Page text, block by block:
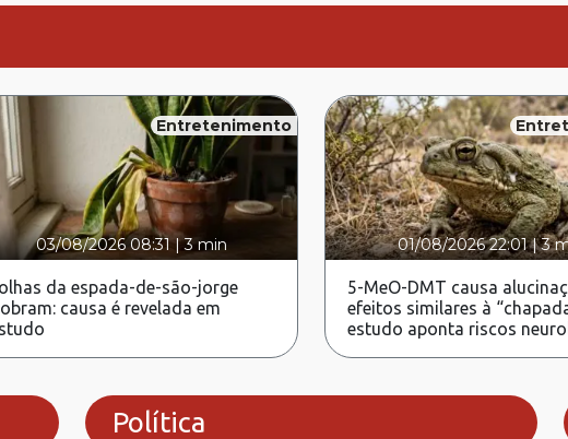
Entretenimento
03/08/2026 08:31|3 min
da espada-de-são-jorge
causa é revelada em
01/08/2026 22:01|3
5-MeO-DMT causa
efeitos similares à
estudo aponta riscos
Política